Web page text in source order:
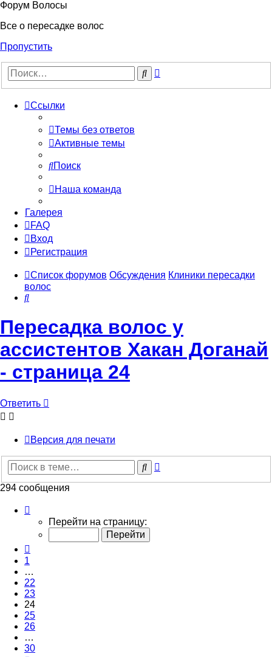
Форум Волосы
Все о пересадке волос
Пропустить
Поиск
Ссылки
Темы без ответов
Активные темы
Поиск
Наша команда
Галерея
FAQ
Вход
Регистрация
Список форумов Обсуждения Клиники пересадки
волос
Поиск
Пересадка волос у
ассистентов Хакан Доганай
- страница 24
Ответить
Версия для печати
Поиск
294 сообщения
24
30
Перейти на страницу:
1
…
22
23
24
25
26
…
30